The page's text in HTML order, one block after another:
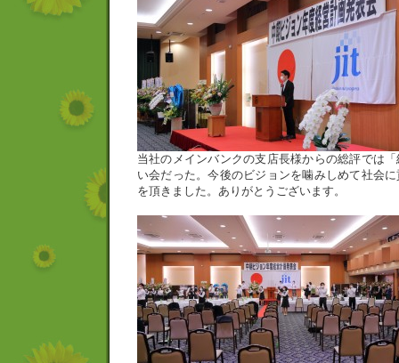
当社のメインバンクの支店長様からの総評では
い会だった。今後のビジョンを噛みしめて社会
を頂きました。ありがとうございます。